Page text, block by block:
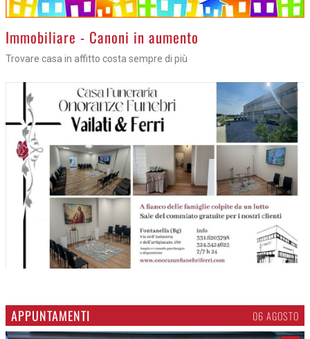
>Immobiliare - Canoni in aumento
Trovare casa in affitto costa sempre di più
APPUNTAMENTI 06 AGOSTO